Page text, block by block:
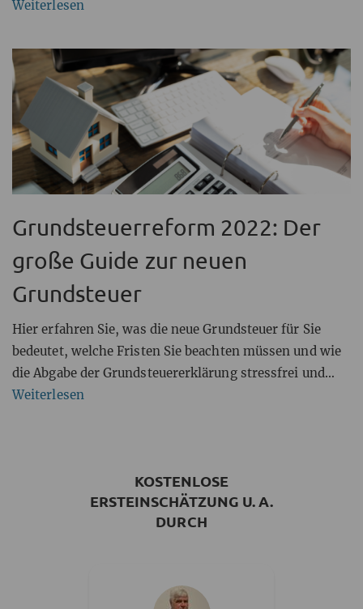
Weiterlesen
Grundsteuerreform 2022: Der
große Guide zur neuen
Grundsteuer
Hier erfahren Sie, was die neue Grundsteuer für Sie
bedeutet, welche Fristen Sie beachten müssen und wie
die Abgabe der Grundsteuererklärung stressfrei und
unkompliziert gelingt.
Weiterlesen
KOSTENLOSE
ERSTEINSCHÄTZUNG U. A.
DURCH